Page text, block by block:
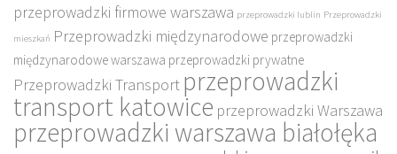
przeprowadzki firmowe warszawa przeprowadzki lublin Przeprowadzki
mieszkań Przeprowadzki międzynarodowe przeprowadzki
międzynarodowe warszawa przeprowadzki prywatne
Przeprowadzki Transport przeprowadzki
transport katowice przeprowadzki Warszawa
przeprowadzki warszawa białołęka